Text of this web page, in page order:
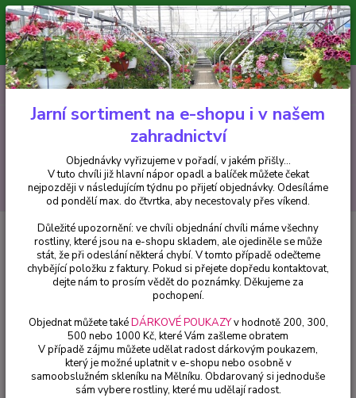
Minimální hodnota pro odeslání z e-shopu je 300 Kč.
V tuto chvíli již hlavní nápor objednávek opadl a balíček můžete čekat
nejpozději v následujícím týdnu po přijetí objednávky. Objednávky
vyřizujeme v pořadí, v jakém přišly...
CZK
Hledat
+420 602 223 614 0ks
za0 Kč
Trvalky
Boubelka modrá (Platycodon Astra Blue) - cena za kus v 3-
kusovém balení
Boubelka modrá (Platycodon
Astra Blue) - cena za kus v 3-
kusovém balení
Jarní sortiment na e-shopu i v našem
zahradnictví
Objednávky vyřizujeme v pořadí, v jakém přišly...
V tuto chvíli již hlavní nápor opadl a balíček můžete čekat
nejpozději v následujícím týdnu po přijetí objednávky. Odesíláme
od pondělí max. do čtvrtka, aby necestovaly přes víkend.
Důležité upozornění: ve chvíli objednání chvíli máme všechny
rostliny, které jsou na e-shopu skladem, ale ojediněle se může
stát, že při odeslání některá chybí. V tomto případě odečteme
chybějící položku z faktury. Pokud si přejete dopředu kontaktovat,
dejte nám to prosím vědět do poznámky. Děkujeme za
pochopení.
Objednat můžete takéDÁRKOVÉ POUKAZYv hodnotě 200, 300,
500 nebo 1000 Kč, které Vám zašleme obratem
V případě zájmu můžete udělat radost dárkovým poukazem,
který je možné uplatnit v e-shopu nebo osobně v
samoobslužném skleníku na Mělníku. Obdarovaný si jednoduše
sám vybere rostliny, které mu udělají radost.